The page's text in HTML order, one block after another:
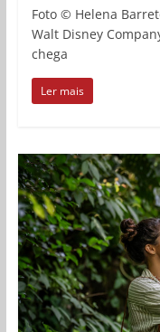
Foto © Helena
Walt Disney
chega
Ler mais